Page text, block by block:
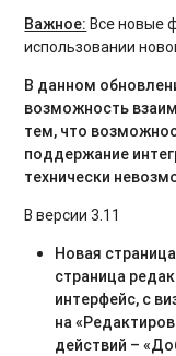
Важное: Все новые
использовании
В данном
возможность
тем, что
поддержание
технически
В версии 3.11
Новая
страница
интерфейс, с
на
действий –